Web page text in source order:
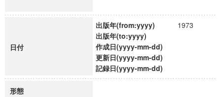
日付
出版年(from:yyyy)
1973
出版年(to:yyyy)
作成日(yyyy-mm-dd)
更新日(yyyy-mm-dd)
記録日(yyyy-mm-dd)
形態